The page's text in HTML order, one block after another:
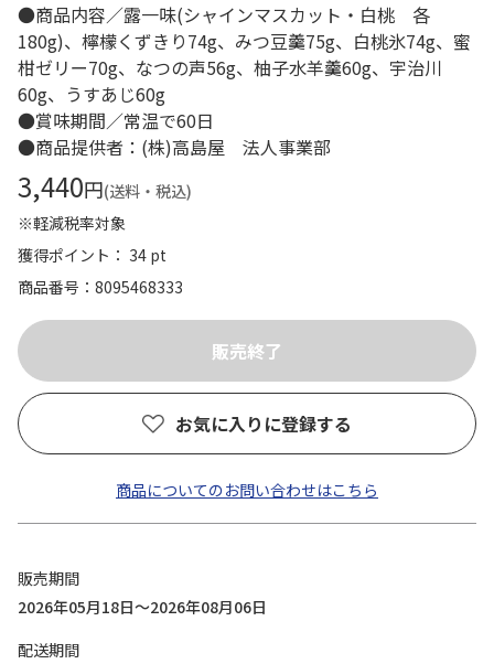
●商品内容／露一味(シャインマスカット・白桃 各
180g)、檸檬くずきり74g、みつ豆羹75g、白桃氷74g、蜜
柑ゼリー70g、なつの声56g、柚子水羊羹60g、宇治川
60g、うすあじ60g
●賞味期間／常温で60日
●商品提供者：(株)高島屋 法人事業部
3,440円(送料・税込)
※軽減税率対象
獲得ポイント： 34 pt
商品番号
8095468333
お気に入りに登録する
商品についてのお問い合わせはこちら
販売期間
2026年05月18日～2026年08月06日
配送期間